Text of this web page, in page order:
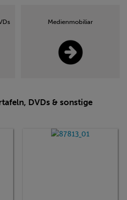
Medienmobiliar
DVDs & sonstige